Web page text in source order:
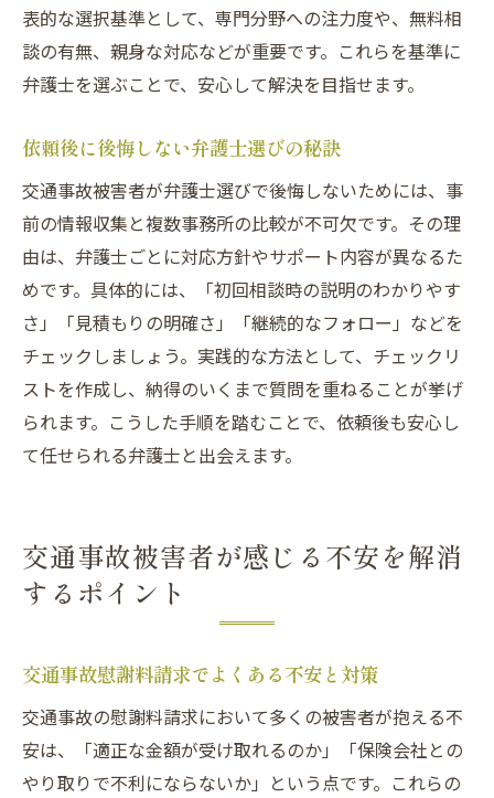
表的な選択基準として、専門分野への注力度や、無料相
談の有無、親身な対応などが重要です。これらを基準に
弁護士を選ぶことで、安心して解決を目指せます。
依頼後に後悔しない弁護士選びの秘訣
交通事故被害者が弁護士選びで後悔しないためには、事
前の情報収集と複数事務所の比較が不可欠です。その理
由は、弁護士ごとに対応方針やサポート内容が異なるた
めです。具体的には、「初回相談時の説明のわかりやす
さ」「見積もりの明確さ」「継続的なフォロー」などを
チェックしましょう。実践的な方法として、チェックリ
ストを作成し、納得のいくまで質問を重ねることが挙げ
られます。こうした手順を踏むことで、依頼後も安心し
て任せられる弁護士と出会えます。
交通事故被害者が感じる不安を解消
するポイント
交通事故慰謝料請求でよくある不安と対策
交通事故の慰謝料請求において多くの被害者が抱える不
安は、「適正な金額が受け取れるのか」「保険会社との
やり取りで不利にならないか」という点です。これらの